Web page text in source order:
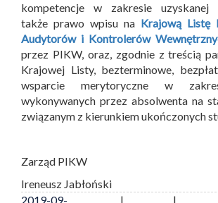
kompetencje w zakresie uzyskanej
także prawo wpisu na Krajową Listę
Audytorów i Kontrolerów
przez PIKW, oraz, zgodnie z treścią
Krajowej Listy, bezterminowe,
wsparcie merytoryczne w
wykonywanych przez absolwenta na
związanym z kierunkiem ukończonych
Zarząd PIKW
Ireneusz Jabłoński
2019-09-
|
|